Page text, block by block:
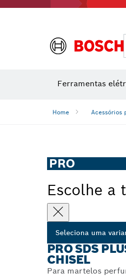
Ferramentas
Home Acessórios
PRO
Escolhe a
Seleciona uma
PRO SDS
CHISEL
Para martelos